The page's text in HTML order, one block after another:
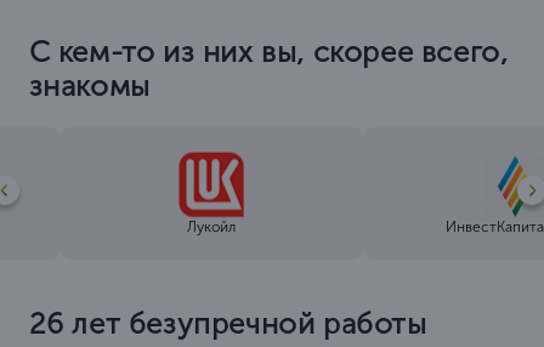
С кем-то из них вы, скорее всего,
знакомы
Лукойл
26 лет безупречной работы